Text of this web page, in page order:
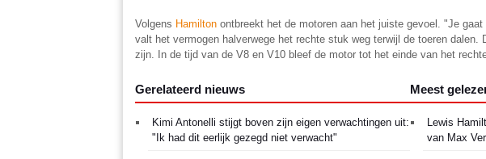
Volgens Hamilton ontbreekt het de motoren aan het juiste gevoel. "Je
valt het vermogen halverwege het rechte stuk weg terwijl de toeren
zijn. In de tijd van de V8 en V10 bleef de motor tot het einde van het
Gerelateerd nieuws
Kimi Antonelli stijgt boven zijn eigen verwachtingen uit:
"Ik had dit eerlijk gezegd niet verwacht"
Meest
Lewis
van Max